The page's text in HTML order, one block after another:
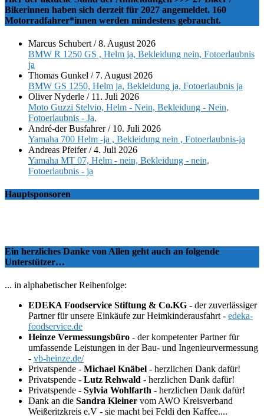
Bikerinnen haben sich derzeit für 2027 angemeldet. 160
Motorradfahrer*innen werden mindestens gebraucht.
Marcus Schubert /8. August 2026
BMW R 1250 GS , Helm ja, Bekleidung nein, Fotoerlaubnis
ja
Thomas Gunkel / 7. August 2026
BMW GS 1250, Helm ja, Bekleidung ja, Fotoerlaubnis ja
Oliver Nyderle / 11. Juli 2026
Moto Guzzi Stelvio, Helm - Nein, Bekleidung - Nein,
Fotoerlaubnis - Ja,
André-der Busfahrer/ 10. Juli 2026
Yamaha 700 Helm -ja , Bekleidung nein , Fotoerlaubnis-ja
Andreas Pfeifer/4. Juli 2026
Yamaha MT 07, Helm - nein, Bekleidung - nein,
Fotoerlaubnis - ja
Hauptsponsoren
Ein herzliches Danke von Allen geht auch an folgende
Unterstützer…
... in alphabetischer Reihenfolge:
EDEKA Foodservice Stiftung & Co.KG - der zuverlässiger
Partner für unsere Einkäufe zur Heimkinderausfahrt - edeka-
foodservice.de
Heinze Vermessungsbüro - der kompetenter Partner für
umfassende Leistungen in der Bau- und Ingenieurvermessung
- vb-heinze.de/
Privatspende - Michael Knäbel - herzlichen Dank dafür!
Privatspende - Lutz Rehwald - herzlichen Dank dafür!
Privatspende - Sylvia Wohlfarth - herzlichen Dank dafür!
Dank an die Sandra Kleiner vom AWO Kreisverband
Weißeritzkreis e.V - sie macht bei Feldi den Kaffee....